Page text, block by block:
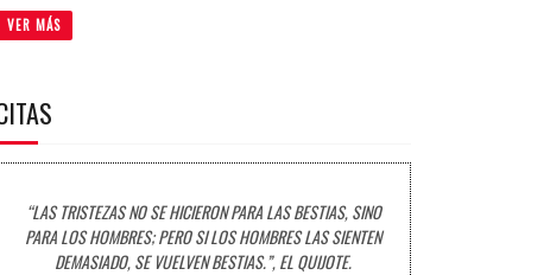
VER MÁS
“LAS TRISTEZAS NO SE HICIERON PARA LAS BESTIAS, SINO
PARA LOS HOMBRES; PERO SI LOS HOMBRES LAS SIENTEN
DEMASIADO, SE VUELVEN BESTIAS.”, EL QUIJOTE.